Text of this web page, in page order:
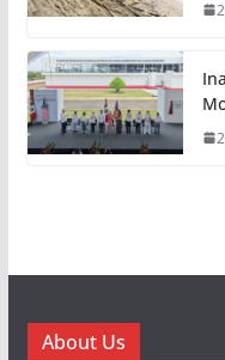
About Us